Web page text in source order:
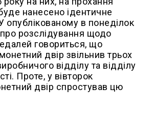
нанесено ідентичне
опублікованому в понеділок
про розслідування щодо
говориться, що
двір звільнив трьох
відділу та відділу
Проте, у вівторок
двір спростував цю